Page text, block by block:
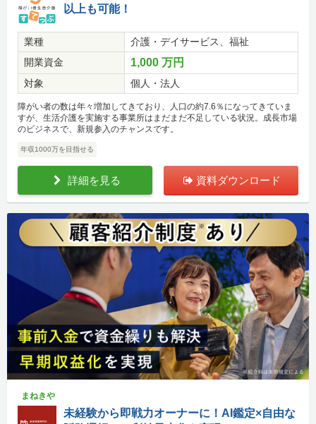
以上も可能！
業種
介護・デイサービス、福祉
開業資金
1,000 万円
対象 個人・法人
障がい者の数は年々増加してきており、人口の約7.6％になってきていま
すが、生活介護を実施する事業所はまだまだ不足している状況。成長市場
のビジネスで、新規参入のチャンスです。
年収1000万を目指せる
詳細を見る 資料ダウンロード
まねきや
未経験から即戦力オーナーに！AI鑑定×自由な